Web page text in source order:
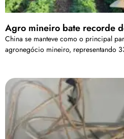
Agro mineiro bate recorde
China se manteve como o principal
agronegócio mineiro, representando